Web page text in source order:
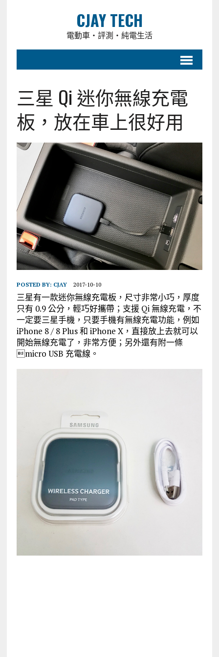
CJAY TECH
電動車・評測・純電生活
三星 Qi 迷你無線充電
板，放在車上很好用
POSTED BY: CJAY 2017-10-10
三星有一款迷你無線充電板，尺寸非常小巧，厚度
只有 0.9 公分，輕巧好攜帶；支援 Qi 無線充電，不
一定要三星手機，只要手機有無線充電功能，例如
iPhone 8 / 8 Plus 和 iPhone X，直接放上去就可以
開始無線充電了，非常方便；另外還有附一條
micro USB 充電線。